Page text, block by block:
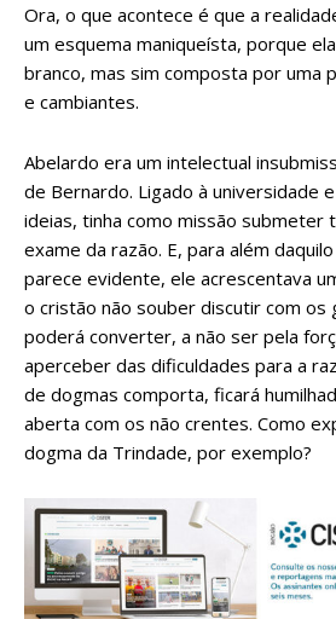
Ora, o que acontece é que a
um esquema maniqueísta, porque
branco, mas sim composta por uma
e cambiantes.
Abelardo era um intelectual
de Bernardo. Ligado à universidade
ideias, tinha como missão submeter
exame da razão. E, para além
parece evidente, ele acrescentava
o cristão não souber discutir com os
poderá converter, a não ser pela
aperceber das dificuldades para a
de dogmas comporta, ficará
aberta com os não crentes. Como
dogma da Trindade, por exemplo?